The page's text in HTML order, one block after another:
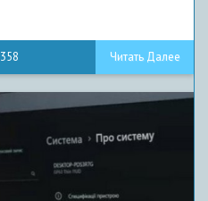
358 Читать Далее